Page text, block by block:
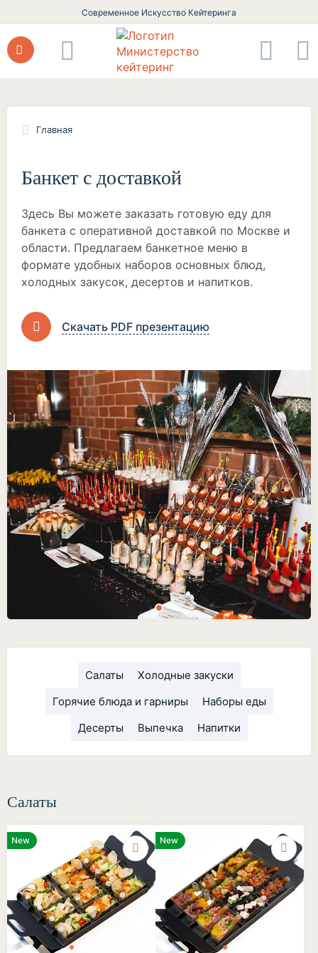
Современное Искусство Кейтеринга
Главная
Банкет с доставкой
Здесь Вы можете заказать готовую еду для
банкета с оперативной доставкой по Москве и
области. Предлагаем банкетное меню в
формате удобных наборов основных блюд,
холодных закусок, десертов и напитков.
Скачать PDF презентацию
Салаты
Холодные закуски
Горячие блюда и гарниры
Наборы еды
Десерты
Выпечка Напитки
Салаты
New New